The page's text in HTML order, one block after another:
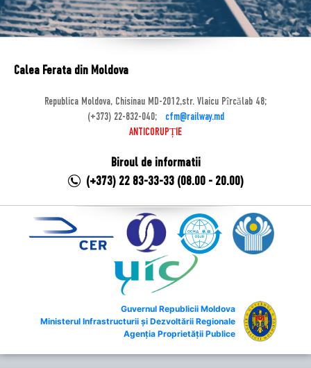
Calea Ferata din Moldova
Republica Moldova, Chisinau MD-2012,str. Vlaicu Pîrcălab 48;
(+373) 22-832-040;
cfm@railway.md
ANTICORUPȚIE
Biroul de informatii
(+373) 22 83-33-33 (08.00 - 20.00)
Guvernul Republicii Moldova
Ministerul Infrastructurii și Dezvoltării Regionale
Agenția Proprietății Publice